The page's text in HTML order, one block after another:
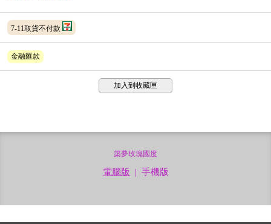
7-11取貨不付款
金融匯款
加入到收藏匣
築夢玫瑰國度
電腦版 | 手機版